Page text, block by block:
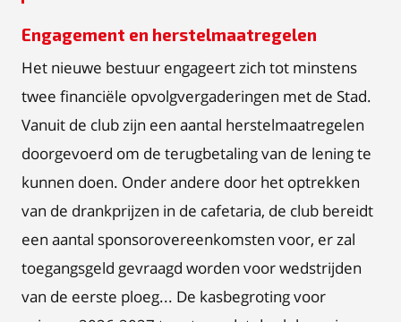
Engagement en herstelmaatregelen
Het nieuwe bestuur engageert zich tot minstens
twee financiële opvolgvergaderingen met de Stad.
Vanuit de club zijn een aantal herstelmaatregelen
doorgevoerd om de terugbetaling van de lening te
kunnen doen. Onder andere door het optrekken
van de drankprijzen in de cafetaria, de club bereidt
een aantal sponsorovereenkomsten voor, er zal
toegangsgeld gevraagd worden voor wedstrijden
van de eerste ploeg... De kasbegroting voor